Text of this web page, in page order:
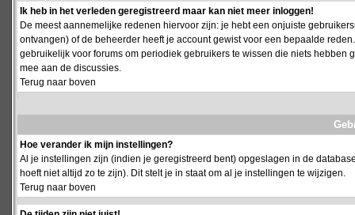
Ik heb in het verleden geregistreerd maar kan niet meer inloggen!
De meest aannemelijke redenen hiervoor zijn: je hebt een onjuiste
ontvangen) of de beheerder heeft je account gewist voor een bepaalde
gebruikelijk voor forums om periodiek gebruikers te wissen die niets
mee aan de discussies.
Terug naar boven
Hoe verander ik mijn instellingen?
Al je instellingen zijn (indien je geregistreerd bent) opgeslagen in de
hoeft niet altijd zo te zijn). Dit stelt je in staat om al je instellingen te wijzigen.
Terug naar boven